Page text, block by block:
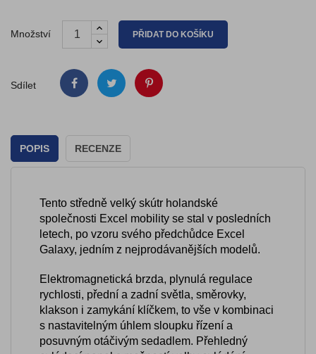
Množství PŘIDAT DO KOŠÍKU
Sdílet
POPIS RECENZE
Tento středně velký skútr holandské
společnosti Excel mobility se stal v posledních
letech, po vzoru svého předchůdce Excel
Galaxy, jedním z nejprodávanějších modelů.
Elektromagnetická brzda, plynulá regulace
rychlosti, přední a zadní světla, směrovky,
klakson i zamykání klíčkem, to vše v kombinaci
s nastavitelným úhlem sloupku řízení a
posuvným otáčivým sedadlem. Přehledný